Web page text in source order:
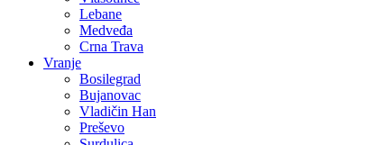
Lebane
Medveđa
Crna Trava
Vranje
Bosilegrad
Bujanovac
Vladičin Han
Preševo